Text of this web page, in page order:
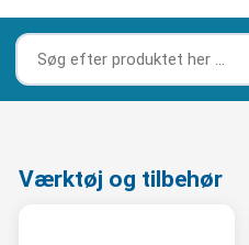
Søg
efter
produktet
Værktøj og tilbehør